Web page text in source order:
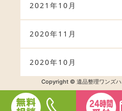
2021年10月
2020年11月
2020年10月
Copyright © 遺品整理ワンズ